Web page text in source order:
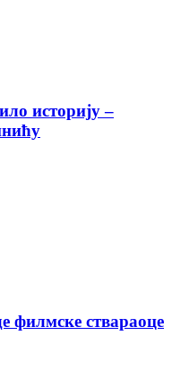
историју –
ствараоце